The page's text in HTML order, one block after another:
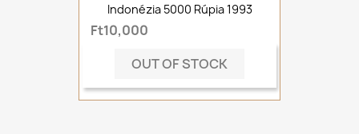
Indonézia 5000 Rúpia 1993
Ft10,000
OUT OF STOCK